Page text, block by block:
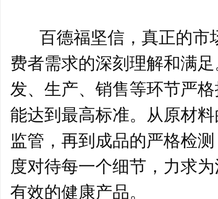
百德福坚信，真正的市
费者需求的深刻理解和满
发、生产、销售等环节严
能达到最高标准。从原材
监管，再到成品的严格检
度对待每一个细节，力求
有效的健康产品。